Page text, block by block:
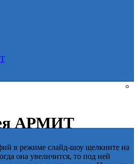
АРМИТ
в режиме слайд-шоу щелкните на
она увеличится, то под ней